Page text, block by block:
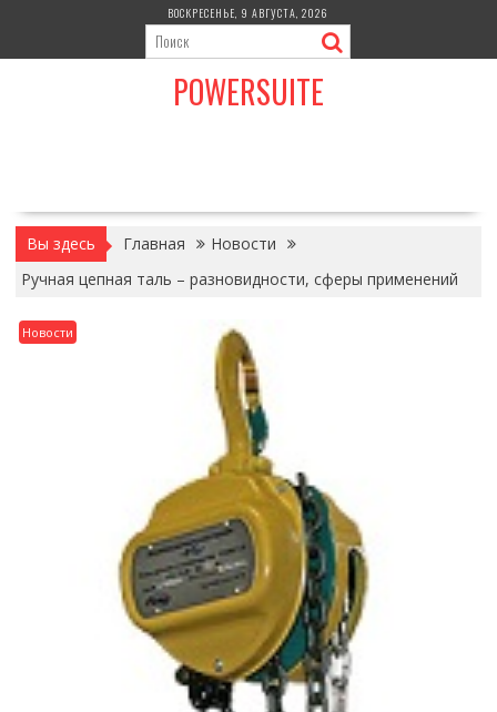
содержимому
ВОСКРЕСЕНЬЕ, 9 АВГУСТА, 2026
POWERSUITE
Вы здесь Главная
Новости
Ручная цепная таль – разновидности, сферы применений
Новости